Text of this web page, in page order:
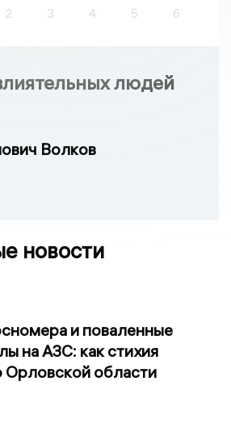
2 3 4 5 6
людей
Волков
новости
и поваленные
на АЗС: как стихия
Орловской области